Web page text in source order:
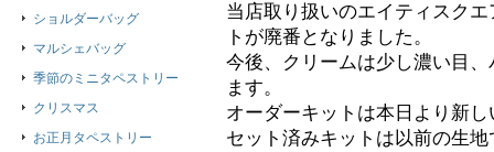
当店取り扱いのエイティスク
トが廃番となりました。
今後、クリームは少し濃い目
ます。
オーダーキットは本日より新
セット済みキットは以前の生
ショルダーバッグ
マルシェバッグ
季節のミニタペストリー
クリスマス
お正月タペストリー